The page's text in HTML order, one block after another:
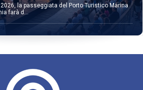
la passeggiata del Porto Turistico Marina
farà d...